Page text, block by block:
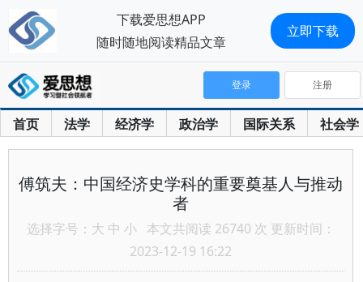
首页 法学 经济学 政治学 国际关系 社会学
登录 注册
傅筑夫：中国经济史学科的重要奠基人与推动
者
选择字号： 大 中 小 本文共阅读 26740 次 更新时间：
2023-12-19 16:22
下载爱思想APP
随时随地阅读精品文章
立即下载